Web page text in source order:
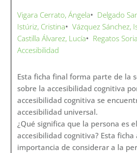
Vigara Cerrato, Ángela• Delgado
Istúriz, Cristina•Vázquez Sánchez,
Castilla Álvarez, Lucía• Regatos
Accesibilidad
Esta ficha final forma parte de la
sobre la accesibilidad cognitiva
accesibilidad cognitiva se
accesibilidad universal.
¿Qué significa que la persona es
accesibilidad cognitiva? Esta ficha
importancia de considerar a la